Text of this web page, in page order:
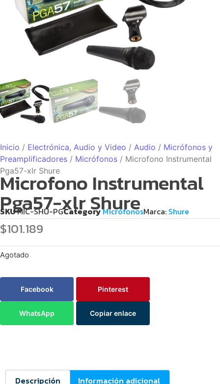
Inicio / Electrónica, Audio y Video / Audio / Micrófonos y
Preamplificadores / Micrófonos / Microfono Instrumental
Pga57-xlr Shure
Microfono Instrumental
Pga57-xlr Shure
SKUMIC-SHU-PGCategoryMicrófonosMarca: Shure
$101.189
Agotado
Facebook Pinterest
WhatsApp Copiar enlace
Descripción
Información adicional